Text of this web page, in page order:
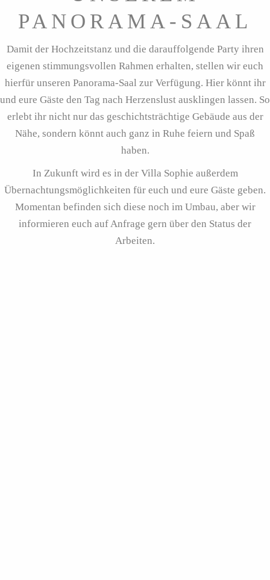
PANORAMA-SAAL
Damit der Hochzeitstanz und die darauffolgende Party ihren
eigenen stimmungsvollen Rahmen erhalten, stellen wir euch
hierfür unseren Panorama-Saal zur Verfügung. Hier könnt ihr
und eure Gäste den Tag nach Herzenslust ausklingen lassen. So
erlebt ihr nicht nur das geschichtsträchtige Gebäude aus der
Nähe, sondern könnt auch ganz in Ruhe feiern und Spaß
haben.
In Zukunft wird es in der Villa Sophie außerdem
Übernachtungsmöglichkeiten für euch und eure Gäste geben.
Momentan befinden sich diese noch im Umbau, aber wir
informieren euch auf Anfrage gern über den Status der
Arbeiten.